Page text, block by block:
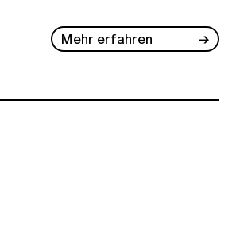
Mehr erfahren